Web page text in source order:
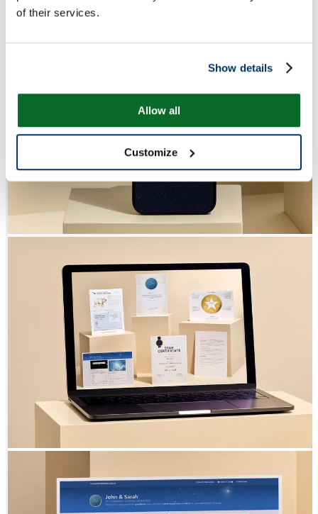
of their services.
Show details
Allow all
Customize